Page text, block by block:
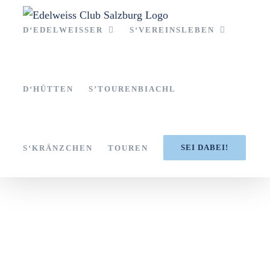
InhaltD‘EDELWEISSER S‘VEREINSLEBEN
D‘HÜTTEN S’TOURENBIACHL
S‘KRÄNZCHEN TOUREN SEI DABEI!